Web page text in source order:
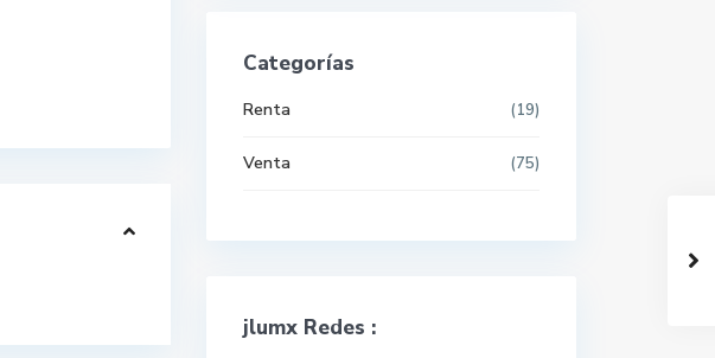
Categorías
Renta (19)
Venta (75)
jlumx Redes :